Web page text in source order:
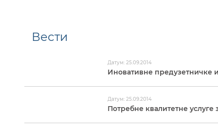
Вести
Датум: 25.09.2014
Иновативне предузетничке
Датум: 25.09.2014
Потребне квалитетне